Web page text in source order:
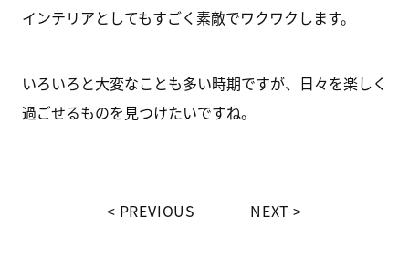
インテリアとしてもすごく素敵でワクワクします。
いろいろと大変なことも多い時期ですが、日々を楽しく
過ごせるものを見つけたいですね。
PREVIOUS NEXT